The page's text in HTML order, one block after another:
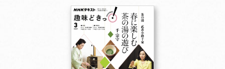
他にも商品を買う